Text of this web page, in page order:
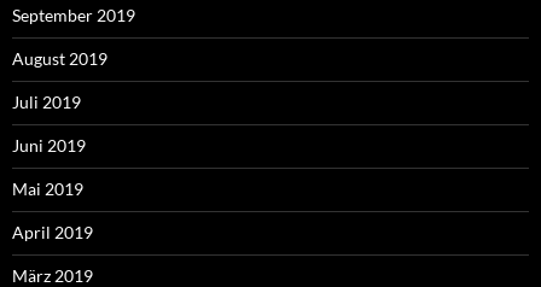
September 2019
August 2019
Juli 2019
Juni 2019
Mai 2019
April 2019
März 2019